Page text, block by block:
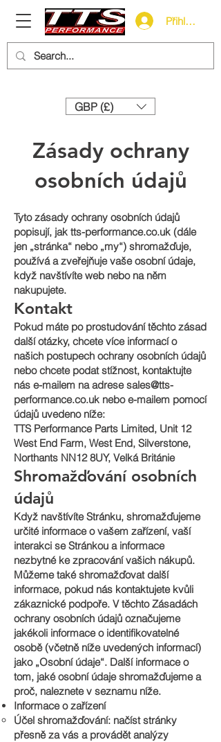
Přihlásit se
GBP (£)
Zásady ochrany
osobních údajů
Tyto zásady ochrany osobních údajů
popisují, jak tts-performance.co.uk (dále
jen „stránka“ nebo „my“) shromažďuje,
používá a zveřejňuje vaše osobní údaje,
když navštívíte web nebo na něm
nakupujete.
Kontakt
Pokud máte po prostudování těchto zásad
další otázky, chcete více informací o
našich postupech ochrany osobních údajů
nebo chcete podat stížnost, kontaktujte
nás e-mailem na adresesales@tts-
performance.co.uk nebo e-mailem pomocí
údajů uvedeno níže:
TTS Performance Parts Limited, Unit 12
West End Farm, West End, Silverstone,
Northants NN12 8UY, Velká Británie
Shromažďování osobních
údajů
Když navštívíte Stránku, shromažďujeme
určité informace o vašem zařízení, vaší
interakci se Stránkou a informace
nezbytné ke zpracování vašich nákupů.
Můžeme také shromažďovat další
informace, pokud nás kontaktujete kvůli
zákaznické podpoře. V těchto Zásadách
ochrany osobních údajů označujeme
jakékoli informace o identifikovatelné
osobě (včetně níže uvedených informací)
jako „Osobní údaje“. Další informace o
tom, jaké osobní údaje shromažďujeme a
proč, naleznete v seznamu níže.
Informace o zařízení
Účel shromažďování: načíst stránky
přesně za vás a provádět analýzy